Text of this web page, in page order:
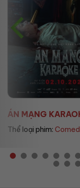
ÚT LAN 2
Thể loại phim:Horror